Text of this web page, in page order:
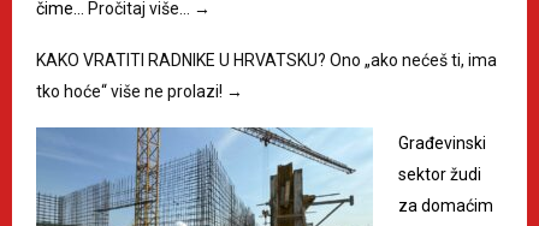
čime…
Pročitaj više… →
KAKO VRATITI RADNIKE U HRVATSKU? Ono „ako nećeš ti, ima
tko hoće“ više ne prolazi! →
Građevinski
sektor žudi
za domaćim